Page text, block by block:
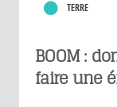
TERRE
BOOM :
faire une